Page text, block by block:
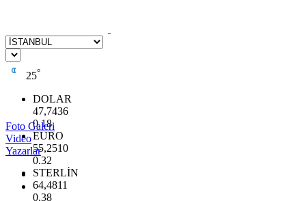
25°
DOLAR
47,7436
0.18
EURO
55,2510
0.32
STERLİN
64,4811
0.38
Foto Galeri
Video
Yazarlar